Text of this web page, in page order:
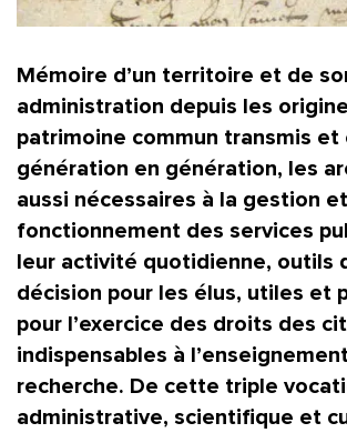
Mémoire d’un territoire et de
administration depuis les
patrimoine commun transmis et
génération en génération, les
aussi nécessaires à la gestion
fonctionnement des services
leur activité quotidienne, outils
décision pour les élus, utiles et
pour l’exercice des droits des
indispensables à
recherche. De cette triple
administrative, scientifique et